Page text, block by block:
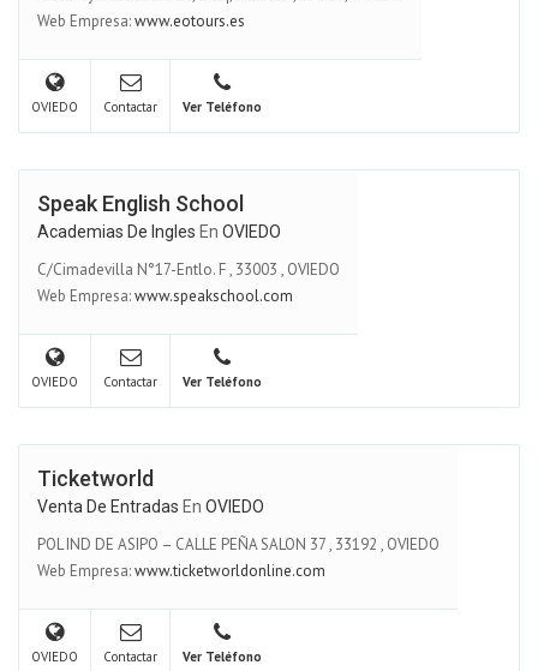
Web Empresa:www.eotours.es
OVIEDO Contactar Ver Teléfono
Speak English School
Academias De Ingles En OVIEDO
C/Cimadevilla N°17-Entlo. F, 33003 , OVIEDO
Web Empresa:www.speakschool.com
OVIEDO Contactar Ver Teléfono
Ticketworld
Venta De Entradas En OVIEDO
POL IND DE ASIPO – CALLE PEÑA SALON 37, 33192 , OVIEDO
Web Empresa:www.ticketworldonline.com
OVIEDO Contactar Ver Teléfono